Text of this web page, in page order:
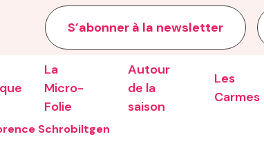
S’abonner à la newsletter
La
Micro-
Folie
Autour
de la
saison
Les
Carmes
Schrobiltgen